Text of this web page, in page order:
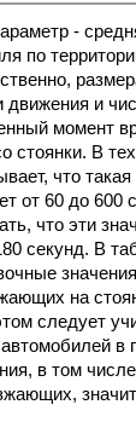
-
по
движения и
момент
стоянки. В
что
от 60 до 600
что эти
секунд. В
на
следует
в
в том